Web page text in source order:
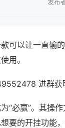
可以让一直输
用。
进群获
“必赢”。其操
要的开挂功能